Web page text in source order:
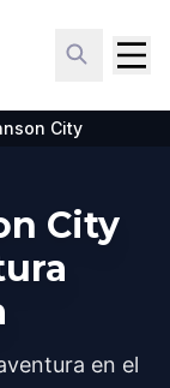
City
City
en el